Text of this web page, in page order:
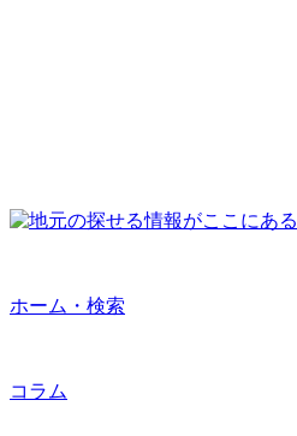
ホーム・検索
コラム